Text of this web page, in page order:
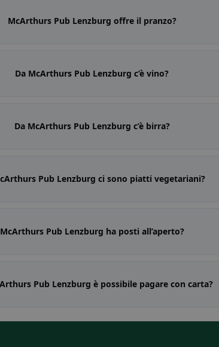
McArthurs Pub Lenzburg offre il pranzo?
Da McArthurs Pub Lenzburg c’è vino?
Da McArthurs Pub Lenzburg c’è birra?
Pub Lenzburg ci sono piatti vegetariani?
McArthurs Pub Lenzburg ha posti all’aperto?
Pub Lenzburg è possibile pagare con carta?